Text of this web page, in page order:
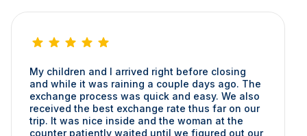
My children and I arrived right before closing
and while it was raining a couple days ago. The
exchange process was quick and easy. We also
received the best exchange rate thus far on our
trip. It was nice inside and the woman at the
counter patiently waited until we figured out our